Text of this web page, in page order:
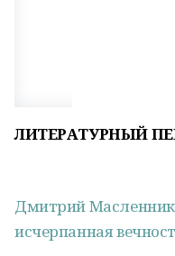
ЛИТЕРАТУРНЫЙ
Дмитрий
исчерпанная